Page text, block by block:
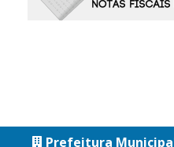
Prefeitura